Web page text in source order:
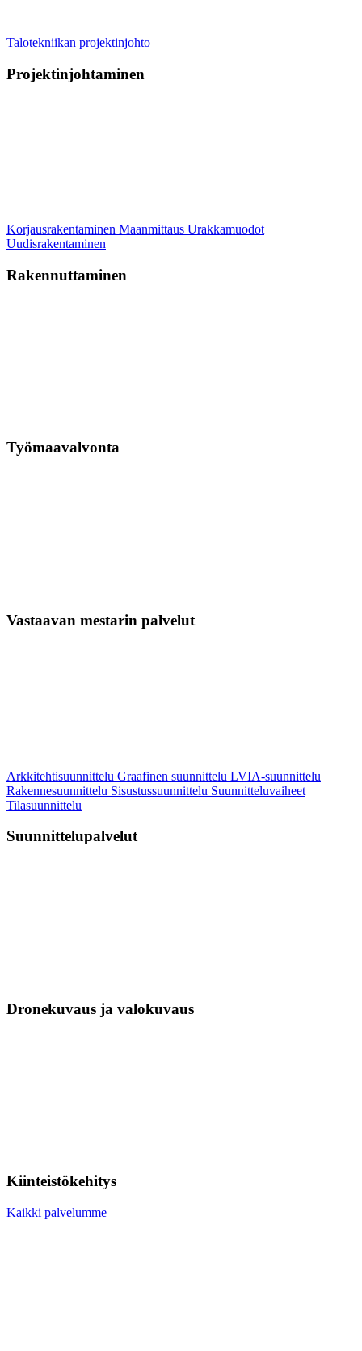
Talotekniikan projektinjohto
Projektinjohtaminen
Korjausrakentaminen Maanmittaus Urakkamuodot
Uudisrakentaminen
Rakennuttaminen
Työmaavalvonta
Vastaavan mestarin palvelut
Arkkitehtisuunnittelu Graafinen suunnittelu LVIA-suunnittelu
Rakennesuunnittelu Sisustussuunnittelu Suunnitteluvaiheet
Tilasuunnittelu
Suunnittelupalvelut
Dronekuvaus ja valokuvaus
Kiinteistökehitys
Kaikki palvelumme